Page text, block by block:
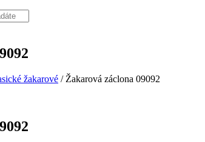
žakarové / Žakarová záclona 09092